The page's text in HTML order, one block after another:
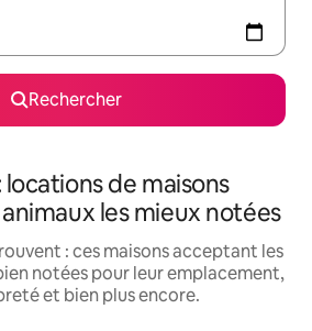
Rechercher
locations de maisons
les mieux notées
: ces maisons acceptant les
notées pour leur emplacement,
et bien plus encore.